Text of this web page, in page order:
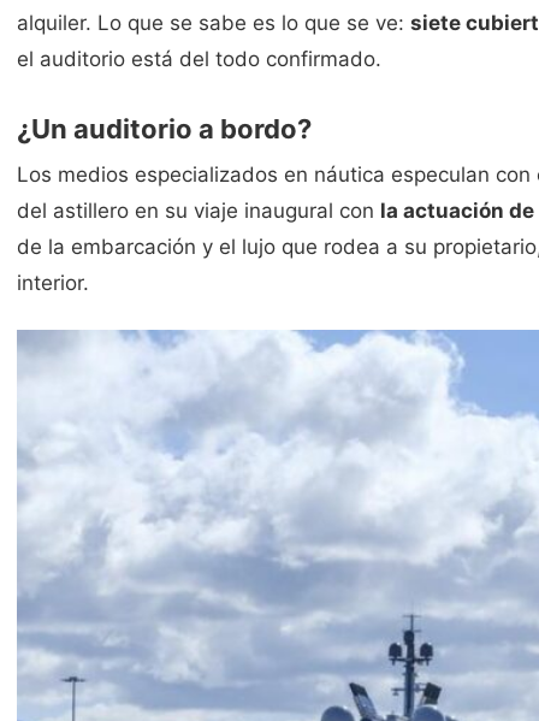
alquiler. Lo que se sabe es lo que se ve: siete
el auditorio está del todo confirmado.
¿Un auditorio a bordo?
Los medios especializados en náutica especulan
del astillero en su viaje inaugural con la actuación
de la embarcación y el lujo que rodea a su
interior.